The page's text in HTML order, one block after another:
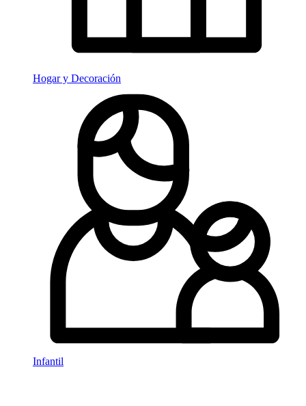
Hogar y Decoración
Infantil